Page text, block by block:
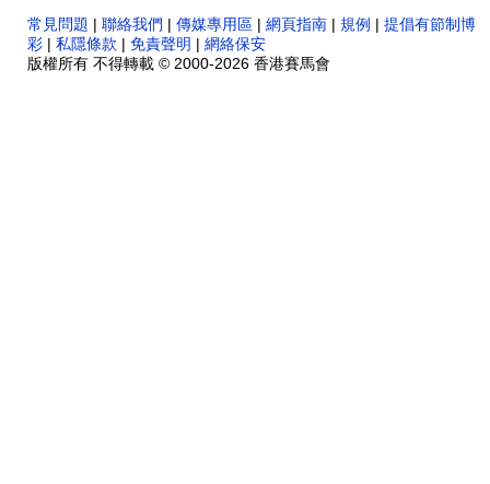
常見問題 | 聯絡我們 | 傳媒專用區 | 網頁指南 | 規例 | 提倡有節制博
彩 | 私隱條款 | 免責聲明 | 網絡保安
版權所有 不得轉載 © 2000-2026 香港賽馬會